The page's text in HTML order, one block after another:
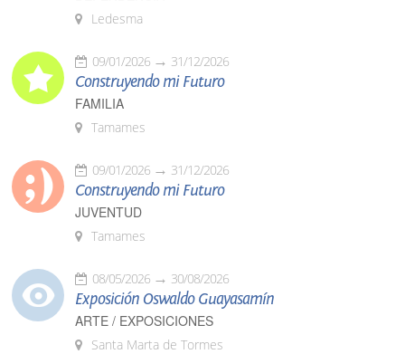
Ledesma
09/01/2026 31/12/2026
Construyendo mi Futuro
FAMILIA
Tamames
09/01/2026 31/12/2026
Construyendo mi Futuro
JUVENTUD
Tamames
08/05/2026 30/08/2026
Exposición Oswaldo Guayasamín
ARTE / EXPOSICIONES
Santa Marta de Tormes